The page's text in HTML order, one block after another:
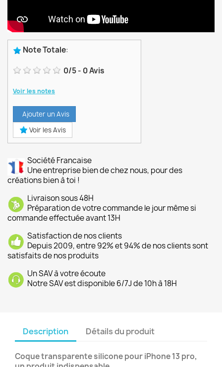
Note Totale:
0/5- 0Avis
Voir les notes
Ajouter un Avis
Voir les Avis
Société Francaise
Une entreprise bien de chez nous, pour des
créations bien à toi !
Livraison sous 48H
Préparation de votre commande le jour même si
commande effectuée avant 13H
Satisfaction de nos clients
Depuis 2009, entre 92% et 94% de nos clients sont
satisfaits de nos produits
Un SAV à votre écoute
Notre SAV est disponible 6/7J de 10h à 18H
Description Détails du produit
Coque transparente silicone pour iPhone 13 pro,